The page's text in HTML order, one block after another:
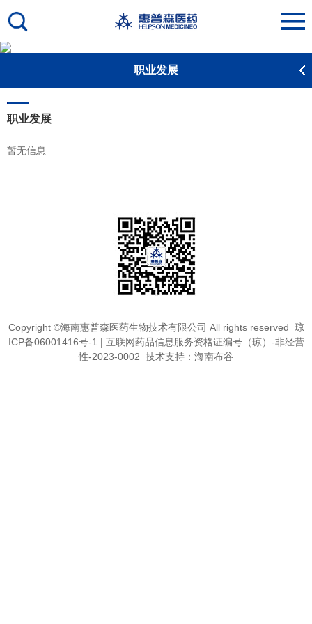
职业发展
职业发展
暂无信息
Copyright ©海南惠普森医药生物技术有限公司 All rights reserved 琼
ICP备06001416号-1 | 互联网药品信息服务资格证编号（琼）-非经营
性-2023-0002 技术支持：海南布谷